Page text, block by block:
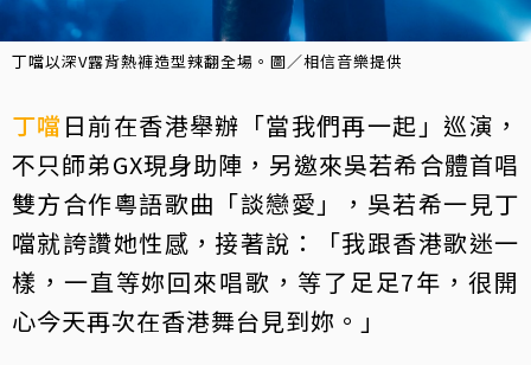
丁噹以深V露背熱褲造型辣翻全場。圖／相信音樂提供
丁噹 日前在香港舉辦「當我們再一起」巡演，
不只師弟GX現身助陣，另邀來吳若希合體首唱
雙方合作粵語歌曲「談戀愛」，吳若希一見丁
噹就誇讚她性感，接著說：「我跟香港歌迷一
樣，一直等妳回來唱歌，等了足足7年，很開
心今天再次在香港舞台見到妳。」